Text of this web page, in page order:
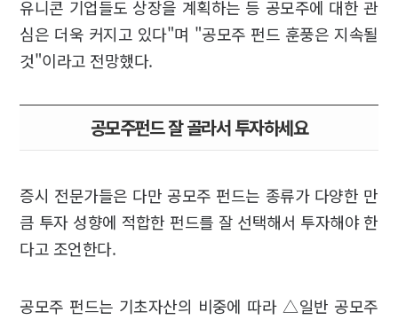
유니콘 기업들도 상장을 계획하는 등 공모주에 대한 관
심은 더욱 커지고 있다"며 "공모주 펀드 훈풍은 지속될
것"이라고 전망했다.
공모주펀드 잘 골라서 투자하세요
증시 전문가들은 다만 공모주 펀드는 종류가 다양한 만
큼 투자 성향에 적합한 펀드를 잘 선택해서 투자해야 한
다고 조언한다.
공모주 펀드는 기초자산의 비중에 따라 △일반 공모주